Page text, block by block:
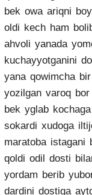
bek owa ariqni
oldi kech ham
ahvoli yanada
kuchayyotganini
yana qowimcha
yozilgan varoq
bek yglab
sokardi xudoga
maratoba istagani
qoldi odil dosti
yordam berib
dardini dostiga